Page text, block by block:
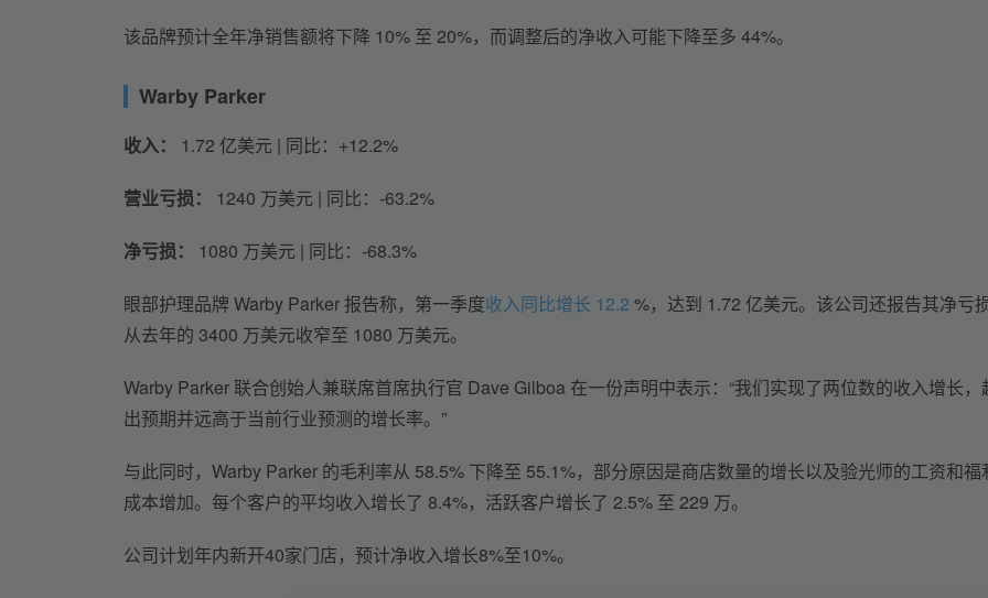
该品牌预计全年净销售额将下降 10% 至 20%，而调整后的净收入可能下降至多 44%。
Warby Parker
收入： 1.72 亿美元 | 同比：+12.2%
营业亏损： 1240 万美元 | 同比：-63.2%
净亏损： 1080 万美元 | 同比：-68.3%
眼部护理品牌 Warby Parker 报告称，第一季度收入同比增长 12.2 %，达到 1.72 亿美元。该公司还报告其净亏
从去年的 3400 万美元收窄至 1080 万美元。
Warby Parker 联合创始人兼联席首席执行官 Dave Gilboa 在一份声明中表示：“我们实现了两位数的收入增长，
出预期并远高于当前行业预测的增长率。”
与此同时，Warby Parker 的毛利率从 58.5% 下降至 55.1%，部分原因是商店数量的增长以及验光师的工资和福
成本增加。每个客户的平均收入增长了 8.4%，活跃客户增长了 2.5% 至 229 万。
公司计划年内新开40家门店，预计净收入增长8%至10%。